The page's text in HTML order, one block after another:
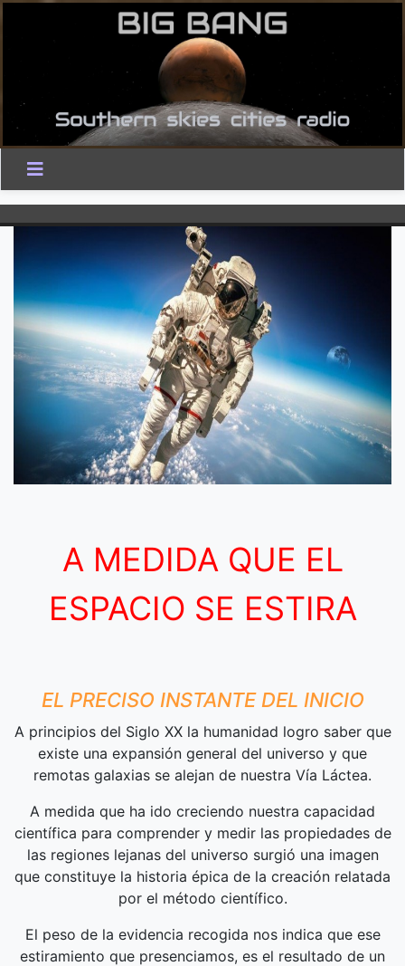
A MEDIDA QUE EL
ESPACIO SE ESTIRA
EL PRECISO INSTANTE DEL INICIO
A principios del Siglo XX la humanidad logro saber que
existe una expansión general del universo y que
remotas galaxias se alejan de nuestra Vía Láctea.
A medida que ha ido creciendo nuestra capacidad
científica para comprender y medir las propiedades de
las regiones lejanas del universo surgió una imagen
que constituye la historia épica de la creación relatada
por el método científico.
El peso de la evidencia recogida nos indica que ese
estiramiento que presenciamos, es el resultado de un